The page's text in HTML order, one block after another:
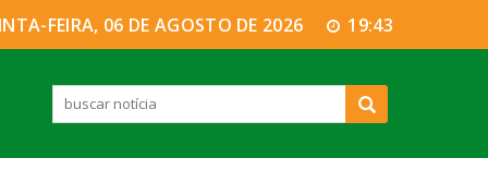
FEIRA, 06 DE AGOSTO DE 2026 19:43